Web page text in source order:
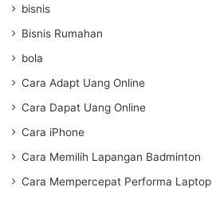
bisnis
Bisnis Rumahan
bola
Cara Adapt Uang Online
Cara Dapat Uang Online
Cara iPhone
Cara Memilih Lapangan Badminton
Cara Mempercepat Performa Laptop